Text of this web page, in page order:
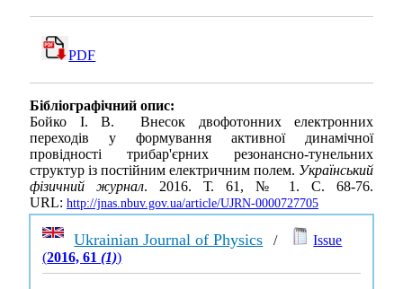
PDF
Бібліографічний опис:
Бойко І. В. Внесок двофотонних електронних
переходів у формування активної динамічної
провідності трибар'єрних резонансно-тунельних
структур із постійним електричним полем. Український
фізичний журнал. 2016. Т. 61, № 1. С. 68-76.
URL: http://jnas.nbuv.gov.ua/article/UJRN-0000727705
Ukrainian Journal of Physics /
Issue
(2016, 61(1))